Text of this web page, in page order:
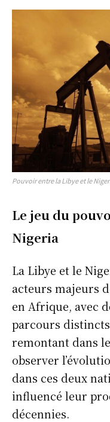
Pouvoir entre la Libye et le
Le jeu du
Nigeria
La Libye et le
acteurs majeurs
en Afrique, avec
parcours
remontant dans
observer
dans ces deux
influencé leur
décennies.